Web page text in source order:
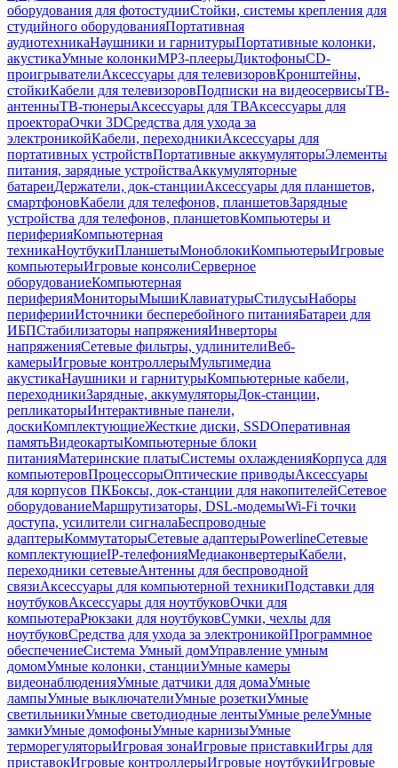
оборудования для фотостудииСтойки, системы крепления для
студийного оборудованияПортативная
аудиотехникаНаушники и гарнитурыПортативные колонки,
акустикаУмные колонкиMP3-плеерыДиктофоныCD-
проигрывателиАксессуары для телевизоровКронштейны,
стойкиКабели для телевизоровПодписки на видеосервисыТВ-
антенныТВ-тюнерыАксессуары для ТВАксессуары для
проектораОчки 3DСредства для ухода за
электроникойКабели, переходникиАксессуары для
портативных устройствПортативные аккумуляторыЭлементы
питания, зарядные устройстваАккумуляторные
батареиДержатели, док-станцииАксессуары для планшетов,
смартфоновКабели для телефонов, планшетовЗарядные
устройства для телефонов, планшетовКомпьютеры и
периферияКомпьютерная
техникаНоутбукиПланшетыМоноблокиКомпьютерыИгровые
компьютерыИгровые консолиСерверное
оборудованиеКомпьютерная
периферияМониторыМышиКлавиатурыСтилусыНаборы
периферииИсточники бесперебойного питанияБатареи для
ИБПСтабилизаторы напряженияИнверторы
напряженияСетевые фильтры, удлинителиВеб-
камерыИгровые контроллерыМультимедиа
акустикаНаушники и гарнитурыКомпьютерные кабели,
переходникиЗарядные, аккумуляторыДок-станции,
репликаторыИнтерактивные панели,
доскиКомплектующиеЖесткие диски, SSDОперативная
памятьВидеокартыКомпьютерные блоки
питанияМатеринские платыСистемы охлажденияКорпуса для
компьютеровПроцессорыОптические приводыАксессуары
для корпусов ПКБоксы, док-станции для накопителейСетевое
оборудованиеМаршрутизаторы, DSL-модемыWi-Fi точки
доступа, усилители сигналаБеспроводные
адаптерыКоммутаторыСетевые адаптерыPowerlineСетевые
комплектующиеIP-телефонияМедиаконвертерыКабели,
переходники сетевыеАнтенны для беспроводной
связиАксессуары для компьютерной техникиПодставки для
ноутбуковАксессуары для ноутбуковОчки для
компьютераРюкзаки для ноутбуковСумки, чехлы для
ноутбуковСредства для ухода за электроникойПрограммное
обеспечениеСистема Умный домУправление умным
домомУмные колонки, станцииУмные камеры
видеонаблюденияУмные датчики для домаУмные
лампыУмные выключателиУмные розеткиУмные
светильникиУмные светодиодные лентыУмные релеУмные
замкиУмные домофоныУмные карнизыУмные
терморегуляторыИгровая зонаИгровые приставкиИгры для
приставокИгровые контроллерыИгровые ноутбукиИгровые